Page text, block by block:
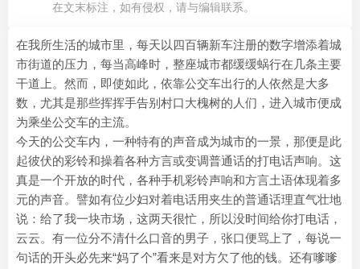
在文末标注，如有侵权，请与编辑联系。
在我所生活的城市里，每天以四百辆新车注册的数字增添着城
市街道的压力，每当高峰时，整座城市都缓缓蜗行在几条主要
干道上。然而，即使如此，依靠公交车出行的人依然是大多
数，尤其是那些挥挥手告别村口大槐树的人们，进入城市便成
为乘坐公交车的主流。
今天的公交车内，一种特有的声音成为城市的一景，那便是此
起彼伏的彩铃和操着各种方言或变调普通话的打电话声响。这
真是一个开放的时代，各种手机彩铃声响和方言土语体现着多
元的声音。 譬如有位少妇对着电话用夹生的普通话理直气壮地
说：给了我一块市场，这两天很忙，所以没时间给你打电话，
云云。有一位分不清什么口音的男子，张口便骂上了，每说一
句话的开头必先来“妈了个”看来是对方欠了他的钱。还有嗲嗲